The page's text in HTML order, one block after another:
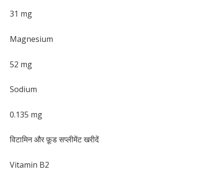
31 mg
Magnesium
52 mg
Sodium
0.135 mg
विटामिन और फ़ूड सप्लीमेंट खरीदें
Vitamin B2